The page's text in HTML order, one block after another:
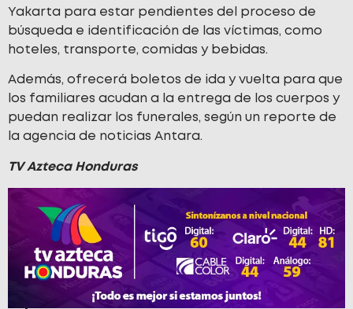
Yakarta para estar pendientes del proceso de
búsqueda e identificación de las víctimas, como
hoteles, transporte, comidas y bebidas.
Además, ofrecerá boletos de ida y vuelta para que
los familiares acudan a la entrega de los cuerpos y
puedan realizar los funerales, según un reporte de
la agencia de noticias Antara.
TV Azteca Honduras